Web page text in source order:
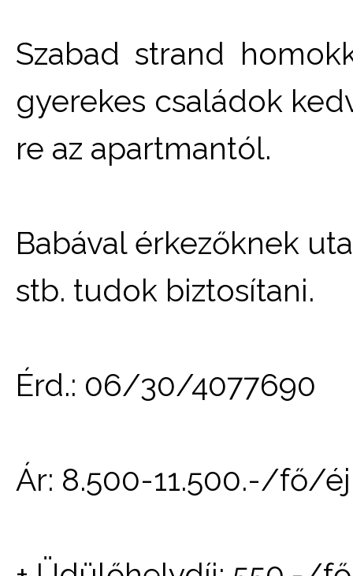
Szabad strand
gyerekes családok
re az apartmantól.
Babával érkezőknek
stb. tudok biztosítani.
Érd.: 06/30/4077690
Ár: 8.500-11.500.-/fő/